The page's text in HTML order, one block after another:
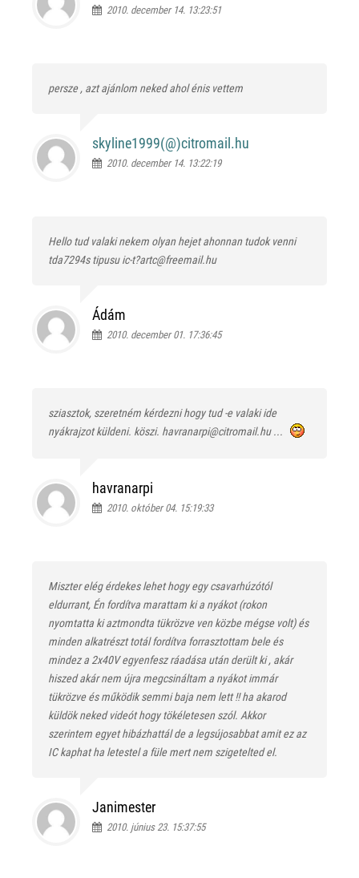
2010. december 14. 13:23:51
persze , azt ajánlom neked ahol énis vettem
skyline1999(@)citromail.hu
2010. december 14. 13:22:19
Hello tud valaki nekem olyan hejet ahonnan tudok venni
tda7294s tipusu ic-t?artc@freemail.hu
Ádám
2010. december 01. 17:36:45
sziasztok, szeretném kérdezni hogy tud -e valaki ide
nyákrajzot küldeni. köszi. havranarpi@citromail.hu ...
havranarpi
2010. október 04. 15:19:33
Miszter elég érdekes lehet hogy egy csavarhúzótól
eldurrant, Én fordítva marattam ki a nyákot (rokon
nyomtatta ki aztmondta tükrözve ven közbe mégse volt) és
minden alkatrészt totál fordítva forrasztottam bele és
mindez a 2x40V egyenfesz ráadása után derült ki , akár
hiszed akár nem újra megcsináltam a nyákot immár
tükrözve és működik semmi baja nem lett !! ha akarod
küldök neked videót hogy tökéletesen szól. Akkor
szerintem egyet hibázhattál de a legsújosabbat amit ez az
IC kaphat ha letestel a füle mert nem szigetelted el.
Janimester
2010. június 23. 15:37:55